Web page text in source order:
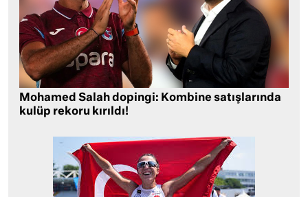
Mohamed Salah dopingi: Kombine satışlarında
kulüp rekoru kırıldı!